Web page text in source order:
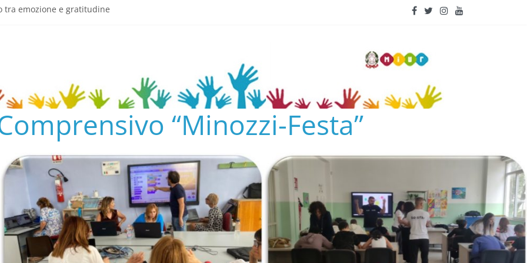
tra emozione e gratitudine
AL COLLEGIO E AL CONSIGLIO DI ISTITUTO 2024/25
“Minozzi-Festa”